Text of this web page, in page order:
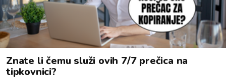
Znate li čemu služi ovih 7/7 prečica na
tipkovnici?